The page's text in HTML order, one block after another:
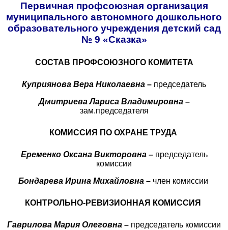
Первичная профсоюзная организация
муниципального автономного дошкольного
образовательного учреждения детский сад
№ 9 «Сказка»
СОСТАВ ПРОФСОЮЗНОГО КОМИТЕТА
Куприянова Вера Николаевна – председатель
Дмитриева Лариса Владимировна –
зам.председателя
КОМИССИЯ ПО ОХРАНЕ ТРУДА
Еременко Оксана Викторовна– председатель
комиссии
Бондарева Ирина Михайловна– член комиссии
КОНТРОЛЬНО-РЕВИЗИОННАЯ КОМИССИЯ
Гаврилова Мария Олеговна – председатель комиссии